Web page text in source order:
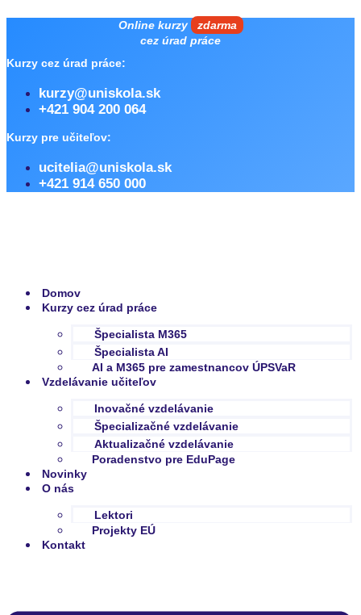
Online kurzy
zdarma
cez úrad práce
Kurzy cez úrad práce:
kurzy@uniskola.sk
+421 904 200 064
Kurzy pre učiteľov:
ucitelia@uniskola.sk
+421 914 650 000
Domov
Kurzy cez úrad práce
Špecialista M365
Špecialista AI
AI a M365 pre zamestnancov ÚPSVaR
Vzdelávanie učiteľov
Inovačné vzdelávanie
Špecializačné vzdelávanie
Aktualizačné vzdelávanie
Poradenstvo pre EduPage
Novinky
O nás
Lektori
Projekty EÚ
Kontakt